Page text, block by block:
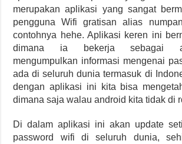
merupakan aplikasi yang sangat
pengguna Wifi gratisan alias
contohnya hehe. Aplikasi keren ini
dimana ia bekerja sebagai
mengumpulkan informasi mengenai
ada di seluruh dunia termasuk di
dengan aplikasi ini kita bisa
dimana saja walau android kita tidak di
Di dalam aplikasi ini akan update
password wifi di seluruh dunia,